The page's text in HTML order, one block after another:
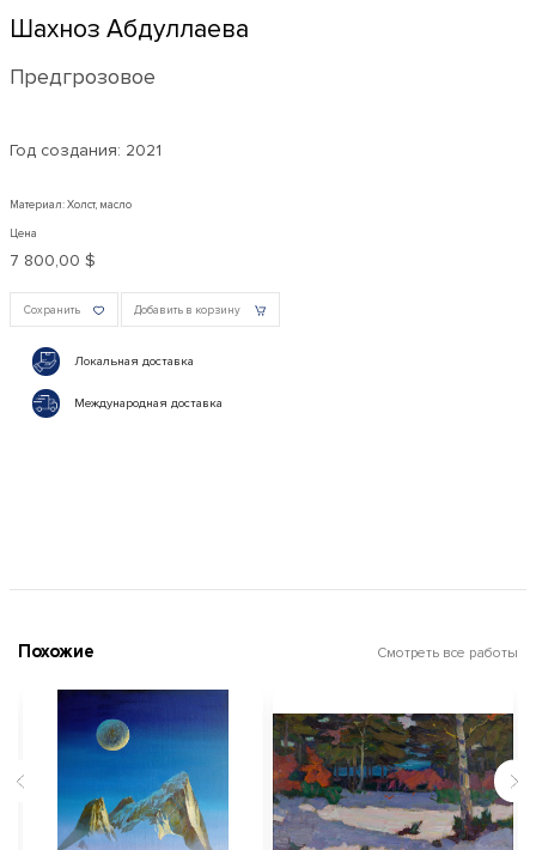
Шахноз Абдуллаева
Предгрозовое
Год создания: 2021
Материал: Холст, масло
Цена
7 800,00 $
Сохранить Добавить в корзину
Локальная доставка
Международная доставка
Похожие Смотреть все работы